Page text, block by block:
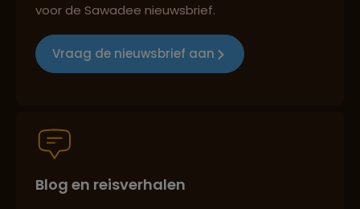
Reizen met oog voor mens, cultuur en milieu
Persoonlijk en deskundig reisadvies
voor de Sawadee nieuwsbrief.
Vraag de nieuwsbrief aan
Blog en reisverhalen